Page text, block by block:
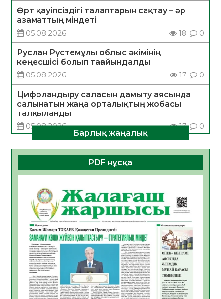
Өрт қауіпсіздігі талаптарын сақтау – әр
азаматтың міндеті
05.08.2026
18 0
Руслан Рүстемұлы облыс әкімінің
кеңесшісі болып тағайындалды
05.08.2026
17 0
Цифрландыру саласын дамыту аясында
салынатын жаңа орталықтың жобасы
талқыланды
05.08.2026
17 0
құралдарының таныстырылымы өтті
05.08.2026
18 0
Қазақстандықтардың 72,3%-ы жаңа
Құрылтай үшін дауыс беруге дайын
05.08.2026
19
ӘРБІР ДАУЫС – ҚОҒАМ ДАМУЫНА
ҚОСЫЛҒАН ҮЛЕС
05.08.2026
26
ҚҰРЫЛТАЙ САЙЛАУЫ – БІРЛІК ПЕН
ЖАУАПКЕРШІЛІККЕ БАСТАЙТЫН ҚАДАМ
05.08.2026
24
Барлық жаңалық
PDF нұсқа